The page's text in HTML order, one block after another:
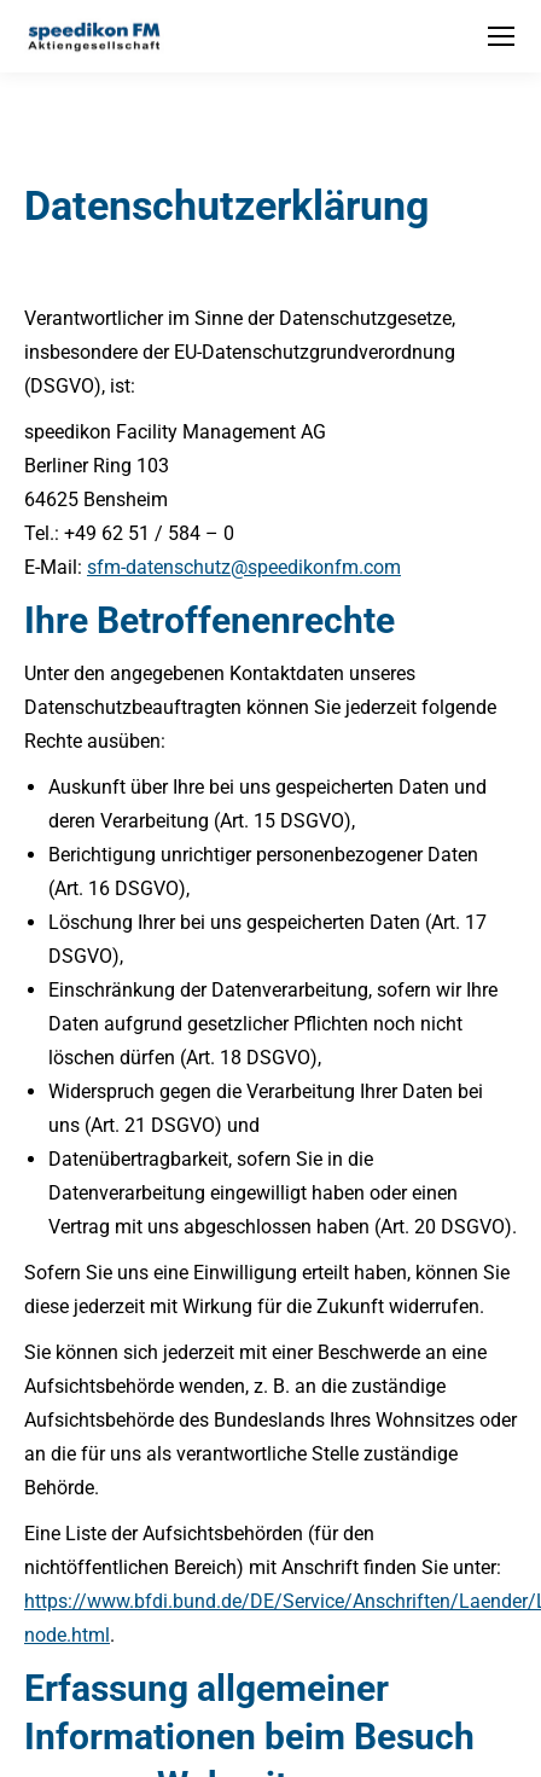
Datenschutzerklärung
Verantwortlicher im Sinne der Datenschutzgesetze,
insbesondere der EU-Datenschutzgrundverordnung
(DSGVO), ist:
speedikon Facility Management AG
Berliner Ring 103
64625 Bensheim
Tel.: +49 62 51 / 584 – 0
E-Mail: sfm-datenschutz@speedikonfm.com
Ihre Betroffenenrechte
Unter den angegebenen Kontaktdaten unseres
Datenschutzbeauftragten können Sie jederzeit folgende
Rechte ausüben:
Auskunft über Ihre bei uns gespeicherten Daten und
deren Verarbeitung (Art. 15 DSGVO),
Berichtigung unrichtiger personenbezogener Daten
(Art. 16 DSGVO),
Löschung Ihrer bei uns gespeicherten Daten (Art. 17
DSGVO),
Einschränkung der Datenverarbeitung, sofern wir Ihre
Daten aufgrund gesetzlicher Pflichten noch nicht
löschen dürfen (Art. 18 DSGVO),
Widerspruch gegen die Verarbeitung Ihrer Daten bei
uns (Art. 21 DSGVO) und
Datenübertragbarkeit, sofern Sie in die
Datenverarbeitung eingewilligt haben oder einen
Vertrag mit uns abgeschlossen haben (Art. 20 DSGVO).
Sofern Sie uns eine Einwilligung erteilt haben, können Sie
diese jederzeit mit Wirkung für die Zukunft widerrufen.
Sie können sich jederzeit mit einer Beschwerde an eine
Aufsichtsbehörde wenden, z. B. an die zuständige
Aufsichtsbehörde des Bundeslands Ihres Wohnsitzes oder
an die für uns als verantwortliche Stelle zuständige
Behörde.
Eine Liste der Aufsichtsbehörden (für den
nichtöffentlichen Bereich) mit Anschrift finden Sie unter:
https://www.bfdi.bund.de/DE/Service/Anschriften/Laender/
node.html.
Erfassung allgemeiner
Informationen beim Besuch